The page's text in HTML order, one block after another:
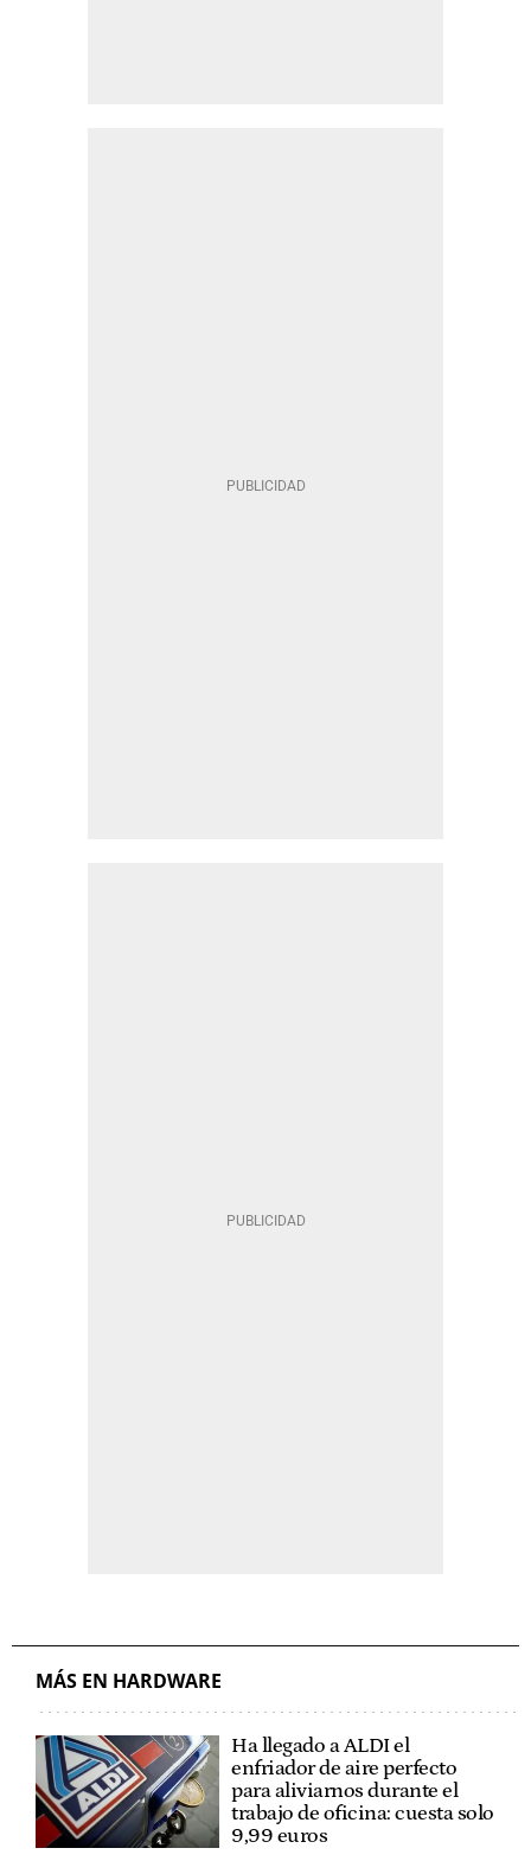
MÁS EN HARDWARE
Ha llegado a ALDI el
enfriador de aire perfecto
para aliviarnos durante el
trabajo de oficina: cuesta solo
9,99 euros